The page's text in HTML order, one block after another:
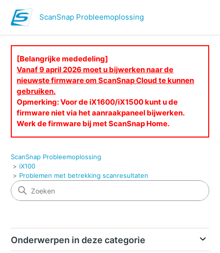
ScanSnap Probleemoplossing
[Belangrijke mededeling]
Vanaf 9 april 2026 moet u bijwerken naar de
nieuwste firmware om ScanSnap Cloud te kunnen
gebruiken.
Opmerking: Voor de iX1600/iX1500 kunt u de
firmware niet via het aanraakpaneel bijwerken.
Werk de firmware bij met ScanSnap Home.
ScanSnap Probleemoplossing
iX100
Problemen met betrekking scanresultaten
Onderwerpen in deze categorie